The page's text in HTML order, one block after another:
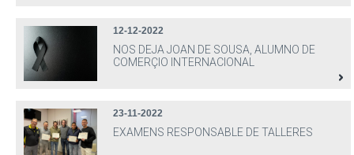
12-12-2022
NOS DEJA JOAN DE SOUSA, ALUMNO DE
COMERÇIO INTERNACIONAL
23-11-2022
EXAMENS RESPONSABLE DE TALLERES